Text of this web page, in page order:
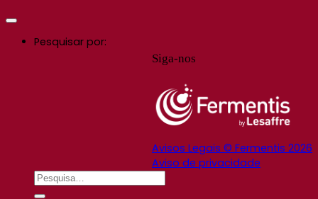
Siga-nos
Avisos Legais © Fermentis 2026
Aviso de privacidade
Pesquisar por: